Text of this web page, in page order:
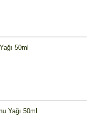
50ml
Yağı 50ml